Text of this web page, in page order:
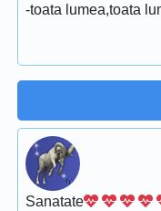
-toata lumea,toata
Sanatate